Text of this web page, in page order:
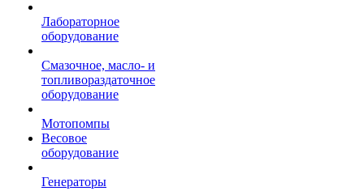
Лабораторное
оборудование
Смазочное, масло- и
топливораздаточное
оборудование
Мотопомпы
Весовое
оборудование
Генераторы